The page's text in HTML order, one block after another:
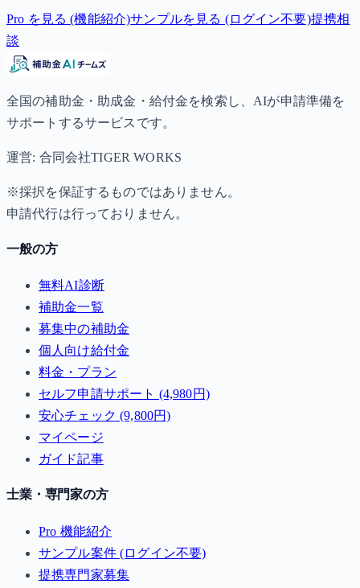
Pro を見る (機能紹介)サンプルを見る (ログイン不要)提携相
談
全国の補助金・助成金・給付金を検索し、AIが申請準備を
サポートするサービスです。
運営: 合同会社TIGER WORKS
※採択を保証するものではありません。
申請代行は行っておりません。
一般の方
無料AI診断
補助金一覧
募集中の補助金
個人向け給付金
料金・プラン
セルフ申請サポート (4,980円)
安心チェック (9,800円)
マイページ
ガイド記事
士業・専門家の方
Pro 機能紹介
サンプル案件 (ログイン不要)
提携専門家募集